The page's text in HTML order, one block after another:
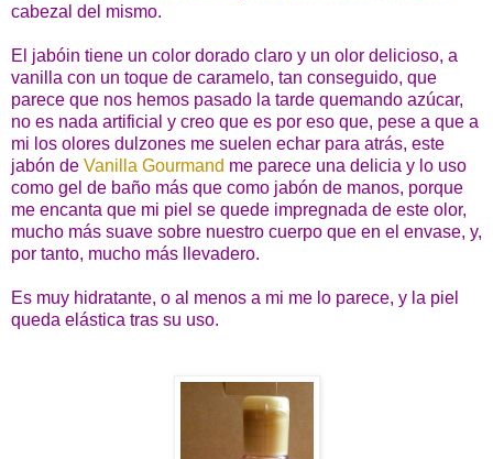
cabezal del mismo.
El jabóin tiene un color dorado claro y un olor delicioso, a
vanilla con un toque de caramelo, tan conseguido, que
parece que nos hemos pasado la tarde quemando azúcar,
no es nada artificial y creo que es por eso que, pese a que a
mi los olores dulzones me suelen echar para atrás, este
jabón de Vanilla Gourmand me parece una delicia y lo uso
como gel de baño más que como jabón de manos, porque
me encanta que mi piel se quede impregnada de este olor,
mucho más suave sobre nuestro cuerpo que en el envase, y,
por tanto, mucho más llevadero.
Es muy hidratante, o al menos a mi me lo parece, y la piel
queda elástica tras su uso.